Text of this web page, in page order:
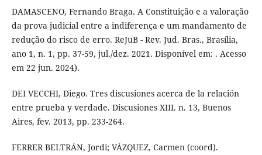
DAMASCENO, Fernando Braga. A Constituição e a valoração
da prova judicial entre a indiferença e um mandamento de
redução do risco de erro. ReJuB - Rev. Jud. Bras., Brasília,
ano 1, n. 1, pp. 37-59, jul./dez. 2021. Disponível em: . Acesso
em 22 jun. 2024).
DEI VECCHI, Diego. Tres discusiones acerca de la relación
entre prueba y verdade. Discusiones XIII. n. 13, Buenos
Aires, fev. 2013, pp. 233-264.
FERRER BELTRÁN, Jordi; VÁZQUEZ, Carmen (coord).